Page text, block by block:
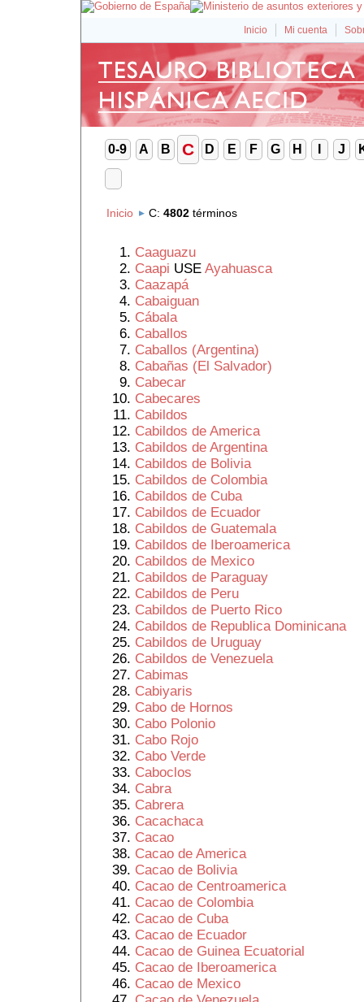
Inicio Mi cuenta
0-9 A B C D E F G H J
Inicio C: 4802 términos
Caaguazu
Caapi USE Ayahuasca
Caazapá
Cabaiguan
Cábala
Caballos
Caballos (Argentina)
Cabañas (El Salvador)
Cabecar
Cabecares
Cabildos
Cabildos de America
Cabildos de Argentina
Cabildos de Bolivia
Cabildos de Colombia
Cabildos de Cuba
Cabildos de Ecuador
Cabildos de Guatemala
Cabildos de Iberoamerica
Cabildos de Mexico
Cabildos de Paraguay
Cabildos de Peru
Cabildos de Puerto Rico
Cabildos de Republica Dominicana
Cabildos de Uruguay
Cabildos de Venezuela
Cabimas
Cabiyaris
Cabo de Hornos
Cabo Polonio
Cabo Rojo
Cabo Verde
Caboclos
Cabra
Cabrera
Cacachaca
Cacao
Cacao de America
Cacao de Bolivia
Cacao de Centroamerica
Cacao de Colombia
Cacao de Cuba
Cacao de Ecuador
Cacao de Guinea Ecuatorial
Cacao de Iberoamerica
Cacao de Mexico